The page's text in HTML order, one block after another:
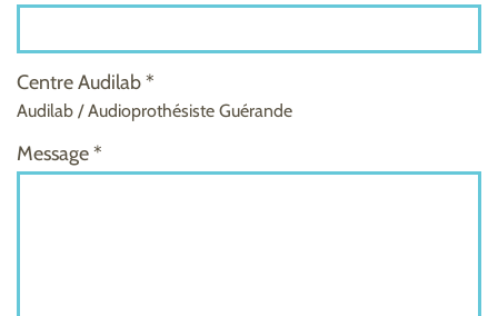
Centre Audilab *
Audilab / Audioprothésiste Guérande
Message *